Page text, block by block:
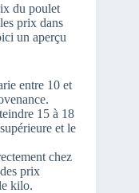
du poulet
prix dans
un aperçu
entre 10 et
15 à 18
et le
chez
prix
kilo.